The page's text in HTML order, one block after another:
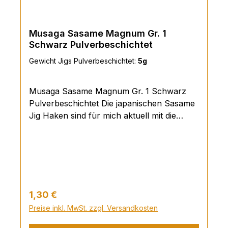
Musaga Sasame Magnum Gr. 1
Schwarz Pulverbeschichtet
Gewicht Jigs Pulverbeschichtet: 5g
Musaga Sasame Magnum Gr. 1 Schwarz
Pulverbeschichtet Die japanischen Sasame
Jig Haken sind für mich aktuell mit die
perfekt für Zander- und Barschmäuler. Im
Vergleich zu herkömmlichen Jig Haken sind
die Musaga Jig Haken sehr dünndrähtig
und trotzdem sehr stabil und brechen nicht
Regulärer Preis:
1,30 €
Preise inkl. MwSt. zzgl. Versandkosten